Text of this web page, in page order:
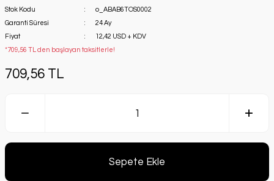
Stok Kodu
o_ABAB6TOS0002
Garanti Süresi
24 Ay
Fiyat
12,42 USD + KDV
*709,56 TL den başlayan taksitlerle!
709,56 TL
Sepete Ekle